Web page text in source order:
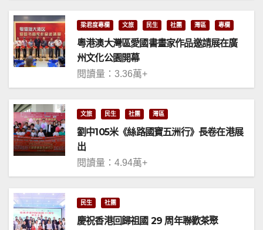
梁君度專欄 文旅 民生 社團 灣區 專欄
粵港澳大灣區愛國書畫家作品邀請展在廣
州文化公園開幕
閱讀量：3.36萬+
文旅 民生 社團 灣區
劉中105米《絲路國寶五洲行》長卷在港展
出
閱讀量：4.94萬+
民生 社團
慶祝香港回歸祖國 29 周年聯歡茶聚